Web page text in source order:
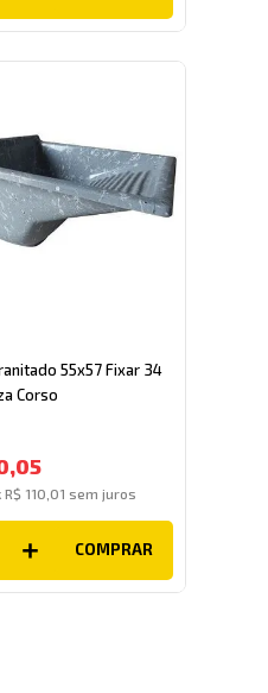
55x57 Fixar 34
Corso
,05
R$ 110 01 sem juros
COMPRAR